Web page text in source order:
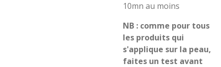
10mn au moins
NB : comme pour tous
les produits qui
s'applique sur la peau,
faites un test avant